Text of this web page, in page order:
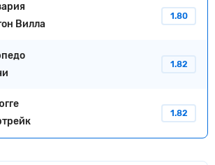
Вилла
1.80
1.82
1.82